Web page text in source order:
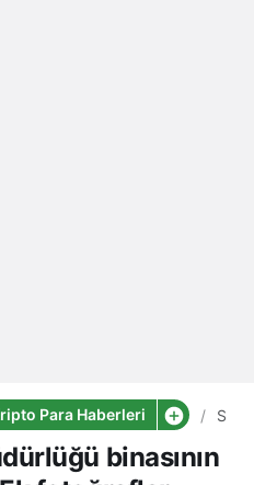
Para Haberleri
İl
binasının